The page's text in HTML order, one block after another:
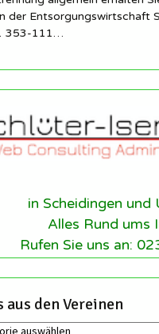
der Entsorgungswirtschaft
353-111…
in Scheidingen und
Alles Rund ums
Rufen Sie uns an:
aus den Vereinen